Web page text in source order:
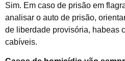
Sim. Em caso de prisão em
analisar o auto de prisão,
de liberdade provisória, habeas
cabíveis.